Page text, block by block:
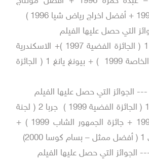
دمشق السينمائي 1 ( الجائزة الفضية 1997 )+ الاسكندرية
1 ( لجنة التحكيم الخاصة 1999 ) + بيونغ يانغ 1 ( الجائزة
التي حصل عليها الفيلم
دمشق السينمائي 1 ( الجائزة الفضية 1999 ) جربا 2 ( لجنة
التحكيم الخاصة 1999 + جائزة الجمهور الشاب 1999 ) +
التي حصل عليها الفيلم